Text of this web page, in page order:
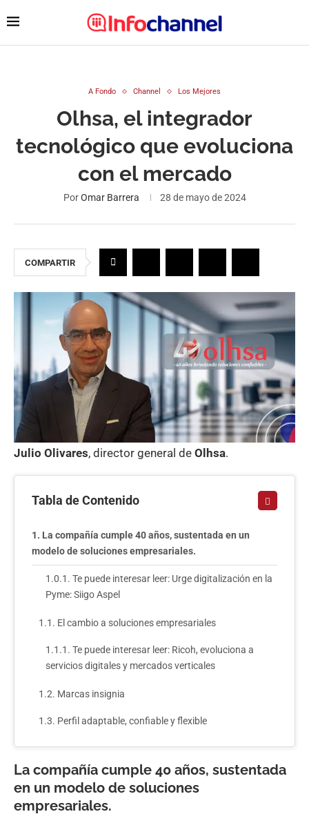
A Fondo Channel Los Mejores
Olhsa, el integrador
tecnológico que evoluciona
con el mercado
PorOmar Barrera 28 de mayo de 2024
COMPARTIR
Julio Olivares, director general de Olhsa.
Tabla de Contenido
La compañía cumple 40 años, sustentada en un
modelo de soluciones empresariales.
Te puede interesar leer: Urge digitalización en la
Pyme: Siigo Aspel
El cambio a soluciones empresariales
Te puede interesar leer: Ricoh, evoluciona a
servicios digitales y mercados verticales
Marcas insignia
Perfil adaptable, confiable y flexible
La compañía cumple 40 años, sustentada
en un modelo de soluciones
empresariales.